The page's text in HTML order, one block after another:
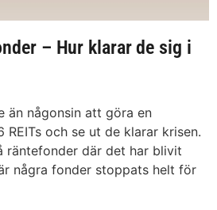
– Hur klarar de sig i
än någonsin att göra en
REITs och se ut de klarar krisen.
räntefonder där det har blivit
några fonder stoppats helt för